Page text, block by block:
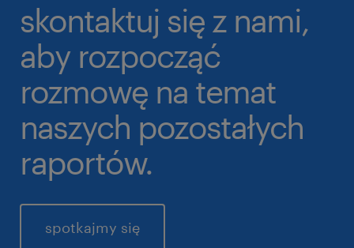
skontaktuj się z nami,
aby rozpocząć
rozmowę na temat
naszych pozostałych
raportów.
spotkajmy się